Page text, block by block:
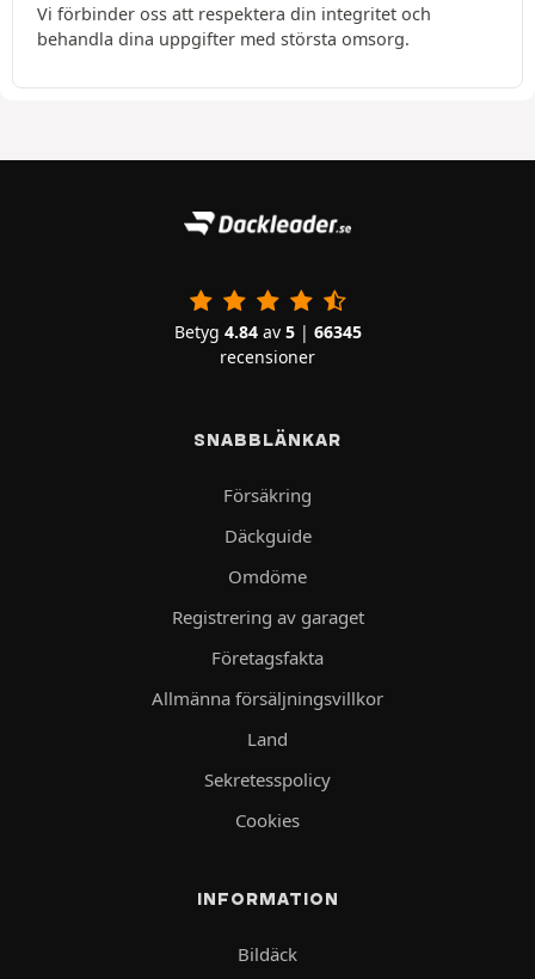
Vi förbinder oss att respektera din integritet och
behandla dina uppgifter med största omsorg.
Betyg 4.84av 5| 66345
recensioner
SNABBLÄNKAR
Försäkring
Däckguide
Omdöme
Registrering av garaget
Företagsfakta
Allmänna försäljningsvillkor
Land
Sekretesspolicy
Cookies
INFORMATION
Bildäck